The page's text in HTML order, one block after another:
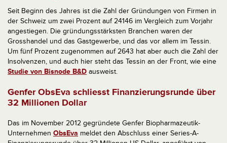
Seit Beginn des Jahres ist die Zahl der Gründungen von Firmen in
der Schweiz um zwei Prozent auf 24146 im Vergleich zum Vorjahr
angestiegen. Die gründungsstärksten Branchen waren der
Grosshandel und das Gastgewerbe, und das vor allem im Tessin.
Um fünf Prozent zugenommen auf 2643 hat aber auch die Zahl der
Insolvenzen, und auch hier steht das Tessin an der Front, wie eine
Studie von Bisnode B&D ausweist.
Genfer ObsEva schliesst Finanzierungsrunde über
32 Millionen Dollar
Das im November 2012 gegründete Genfer Biopharmazeutik-
Unternehmen ObsEva meldet den Abschluss einer Series-A-